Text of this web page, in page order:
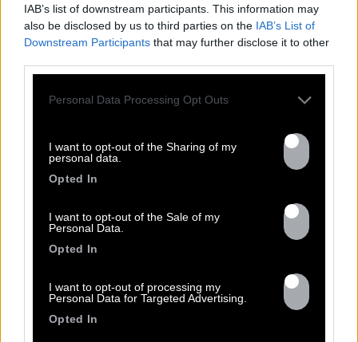
IAB’s list of downstream participants. This information may
also be disclosed by us to third parties on the IAB’s List of
Downstream Participants that may further disclose it to other
Personal Data Processing Opt Outs
I want to opt-out of the Sharing of my
personal data.
Opted In
I want to opt-out of the Sale of my
Personal Data.
Opted In
I want to opt-out of processing my
Personal Data for Targeted Advertising.
Opted In
TOUTES LES
ACTUS
13.07
PEET SORT UN NOUVEAU CLIP !